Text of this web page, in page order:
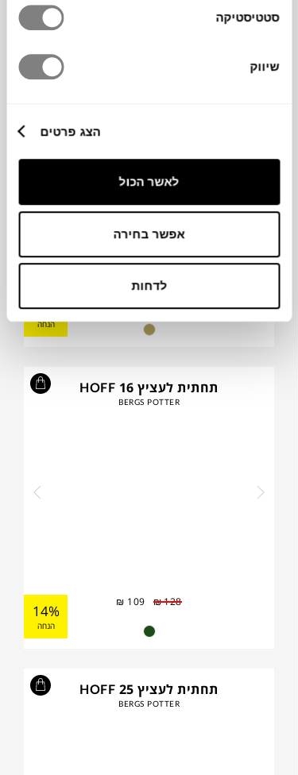
סטטיסטיקה
שיווק
הצג פרטים
לאשר הכול
אפשר בחירה
לדחות
14%
הנחה
15%
הנחה
תחתית לעציץ HOFF 16
BERGS POTTER
₪128
₪ 109
14%
הנחה
תחתית לעציץ HOFF 25
BERGS POTTER